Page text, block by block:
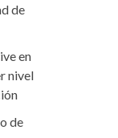
de
en
nivel
de